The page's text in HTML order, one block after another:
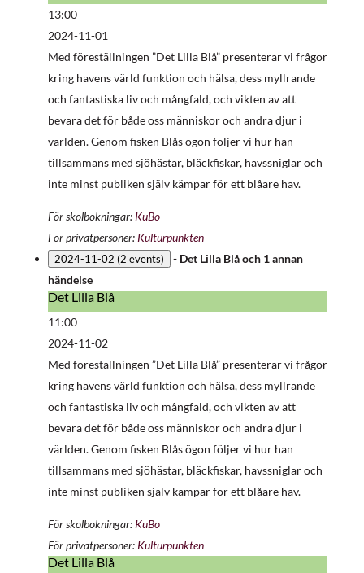
Lilla
Blå
13:00
2024-11-01
Med föreställningen ”Det Lilla Blå” presenterar vi frågor
kring havens värld funktion och hälsa, dess myllrande
och fantastiska liv och mångfald, och vikten av att
bevara det för både oss människor och andra djur i
världen. Genom fisken Blås ögon följer vi hur han
tillsammans med sjöhästar, bläckfiskar, havssniglar och
inte minst publiken själv kämpar för ett blåare hav.
För skolbokningar: KuBo
För privatpersoner: Kulturpunkten
2024-11-02 (2 events) - Det Lilla Blåoch 1 annan
händelse
Det
Lilla
Blå
Det Lilla Blå
11:00
2024-11-02
Med föreställningen ”Det Lilla Blå” presenterar vi frågor
kring havens värld funktion och hälsa, dess myllrande
och fantastiska liv och mångfald, och vikten av att
bevara det för både oss människor och andra djur i
världen. Genom fisken Blås ögon följer vi hur han
tillsammans med sjöhästar, bläckfiskar, havssniglar och
inte minst publiken själv kämpar för ett blåare hav.
För skolbokningar: KuBo
För privatpersoner: Kulturpunkten
Det
Det Lilla Blå